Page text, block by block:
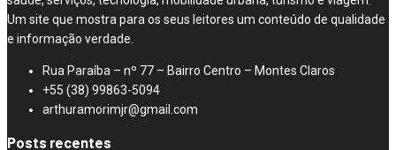
Um site que mostra para os seus leitores um conteúdo de qualidade
e informação verdade.
Rua Paraíba – nº 77 – Bairro Centro – Montes Claros
+55 (38) 99863-5094
arthuramorimjr@gmail.com
Posts recentes